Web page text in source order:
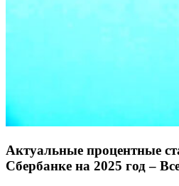
Актуальные процентные
Сбербанке на 2025 год –